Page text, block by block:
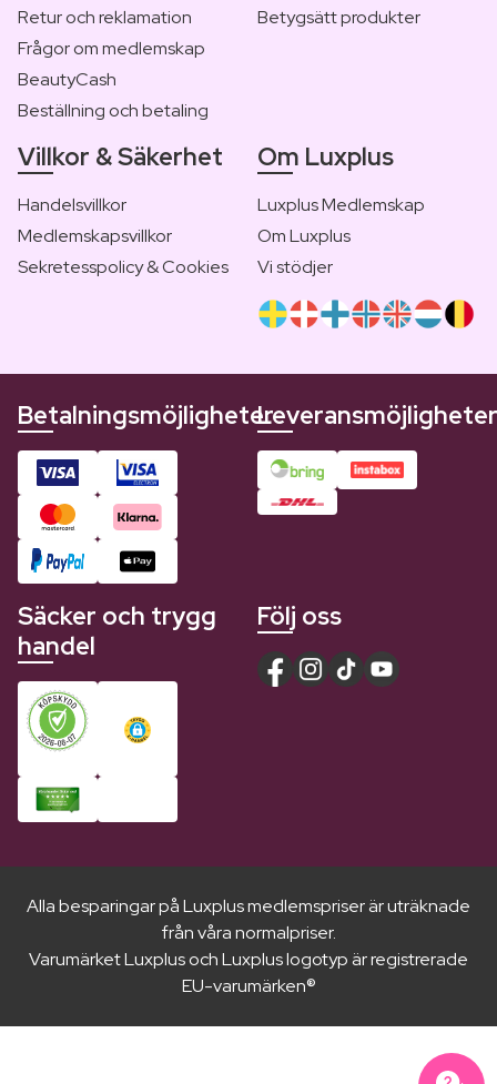
Retur och reklamation
Frågor om medlemskap
BeautyCash
Beställning och betaling
Betygsätt produkter
Villkor & Säkerhet
Handelsvillkor
Medlemskapsvillkor
Sekretesspolicy & Cookies
Om Luxplus
Luxplus Medlemskap
Om Luxplus
Vi stödjer
BetalningsmöjligheterLeveransmöjligheter
Säcker och trygg
handel
Följ oss
Alla besparingar på Luxplus medlemspriser är uträknade
från våra normalpriser.
Varumärket Luxplus och Luxplus logotyp är registrerade
EU-varumärken®